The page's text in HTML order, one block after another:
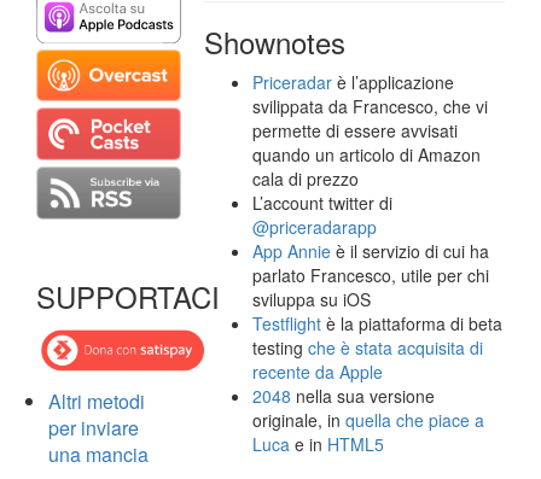
SUPPORTACI
Altri metodi
per inviare
una mancia
Shownotes
Priceradar è l’applicazione
svilippata da Francesco, che vi
permette di essere avvisati
quando un articolo di Amazon
cala di prezzo
L’account twitter di
@priceradarapp
App Annie è il servizio di cui ha
parlato Francesco, utile per chi
sviluppa su iOS
Testflight è la piattaforma di beta
testingche è stata acquisita di
recente da Apple
2048 nella sua versione
originale, inquella che piace a
Luca e in HTML5